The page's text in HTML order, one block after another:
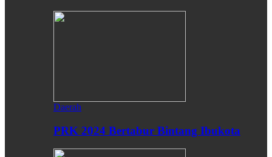
Daerah
PRK 2024 Bertabur Bintang Ibukota